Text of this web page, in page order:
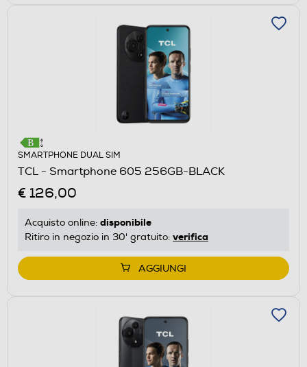
SMARTPHONE DUAL SIM
TCL - Smartphone 605 256GB-BLACK
€ 126,00
Acquisto online: disponibile
Ritiro in negozio in 30' gratuito: verifica
AGGIUNGI